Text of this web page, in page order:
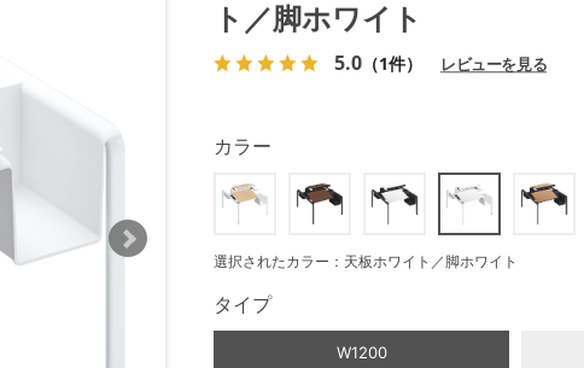
ト／脚ホワイト
5.0 （1件） レビューを見る
カラー
選択されたカラー：天板ホワイト／脚ホワイト
タイプ
W1200